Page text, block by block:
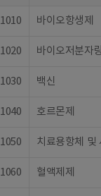
1010 바이오항생제
1020 바이오저분자
1030 백신
1040 호르몬제
1050 치료용항체 및
1060 혈액제제